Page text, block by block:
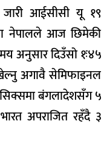
जारी आईसीसी यू १९
नेपालले आज छिमेकी
अनुसार दिउँसो १ः४५
अगावै सेमिफाइनल
सिक्समा बंगलादेशसँग ५
अपराजित रहँदै ३